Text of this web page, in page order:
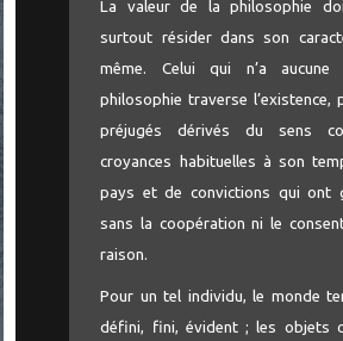
La valeur de la philosophie
surtout résider dans son
même. Celui qui n’a aucune
philosophie traverse l’existence,
préjugés dérivés du sens
croyances habituelles à son
pays et de convictions qui ont
sans la coopération ni le
raison.
Pour un tel individu, le monde
défini, fini, évident ; les objets